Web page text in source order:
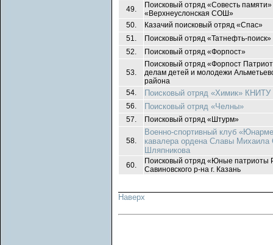
49.
Поисковый отряд «Совесть
«Верхнеуслонская СОШ»
50.
Казачий поисковый отряд «Спас»
51.
Поисковый отряд «Татнефть-поиск»
52.
Поисковый отряд «Форпост»
53.
Поисковый отряд «Форпост
делам детей и молодежи
района
54.
Поисковый отряд «Химик» КНИТУ
56. Поисковый отряд «Челны»
57. Поисковый отряд «Штурм»
58.
Военно-спортивный клуб
кавалера ордена Славы Михаила
Шляпникова
60.
Поисковый отряд «Юные патриоты
Савиновского р-на г. Казань
Наверх